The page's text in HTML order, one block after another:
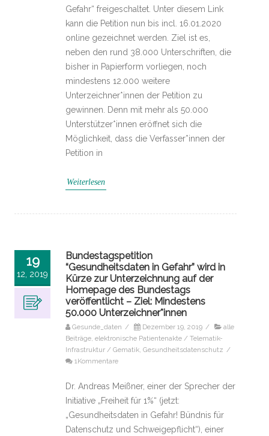
Gefahr“ freigeschaltet. Unter diesem Link
kann die Petition nun bis incl. 16.01.2020
online gezeichnet werden. Ziel ist es,
neben den rund 38.000 Unterschriften, die
bisher in Papierform vorliegen, noch
mindestens 12.000 weitere
Unterzeichner*innen der Petition zu
gewinnen. Denn mit mehr als 50.000
Unterstützer*innen eröffnet sich die
Möglichkeit, dass die Verfasser*innen der
Petition in
Weiterlesen
19
12, 2019
Bundestagspetition
“Gesundheitsdaten in Gefahr” wird in
Kürze zur Unterzeichnung auf der
Homepage des Bundestags
veröffentlicht – Ziel: Mindestens
50.000 Unterzeichner*innen
Gesunde_daten / Dezember 19, 2019 /
alle
Beiträge elektronische Patientenakte / Telematik-
Infrastruktur / Gematik Gesundheitsdatenschutz /
1Kommentare
Dr. Andreas Meißner, einer der Sprecher der
Initiative „Freiheit für 1%“ (jetzt:
„Gesundheitsdaten in Gefahr! Bündnis für
Datenschutz und Schweigepflicht“), einer